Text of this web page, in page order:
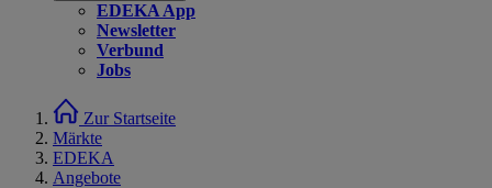
EDEKA App
Newsletter
Verbund
Jobs
Zur Startseite
Märkte
EDEKA
Angebote